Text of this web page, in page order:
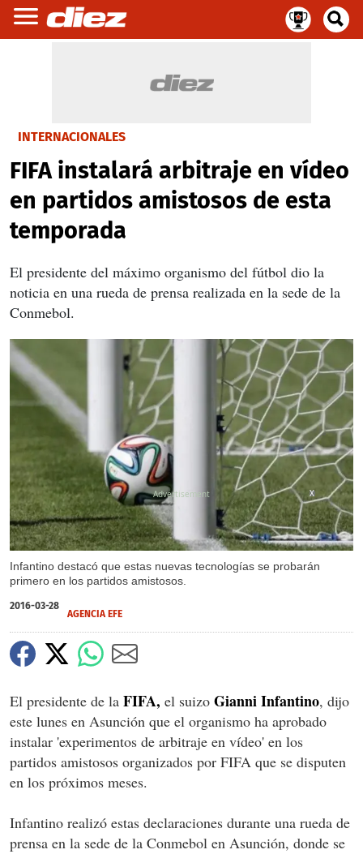
INTERNACIONALES
FIFA instalará arbitraje en vídeo
en partidos amistosos de esta
temporada
El presidente del máximo organismo del fútbol dio la
noticia en una rueda de prensa realizada en la sede de la
Conmebol.
Infantino destacó que estas nuevas tecnologías se probarán
primero en los partidos amistosos.
X
2016-03-28
AGENCIA EFE
El presidente de la FIFA, el suizo Gianni Infantino, dijo
este lunes en Asunción que el organismo ha aprobado
instalar 'experimentos de arbitraje en vídeo' en los
partidos amistosos organizados por FIFA que se disputen
en los próximos meses.
Infantino realizó estas declaraciones durante una rueda de
prensa en la sede de la Conmebol en Asunción, donde se